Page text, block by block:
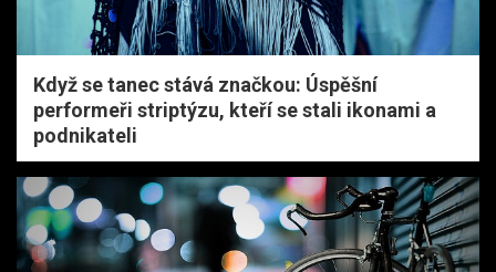
Když se tanec stává značkou: Úspěšní
performeři striptýzu, kteří se stali ikonami a
podnikateli